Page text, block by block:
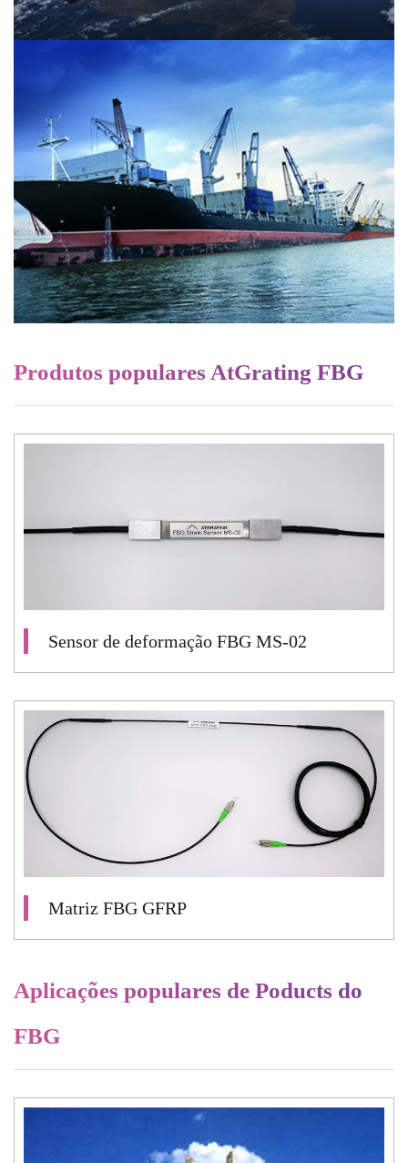
Produtos populares AtGrating FBG
Sensor de deformação FBG MS-02
Matriz FBG GFRP
Aplicações populares de Poducts do
FBG